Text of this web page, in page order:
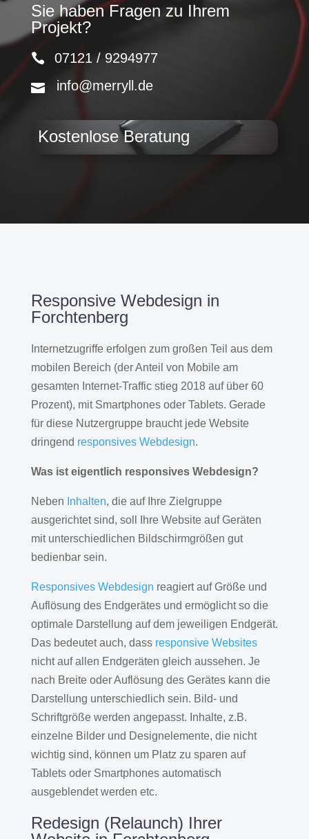
Sie haben Fragen zu Ihrem
Projekt?
07121 / 9294977
info@merryll.de
Kostenlose Beratung
Responsive Webdesign in
Forchtenberg
Internetzugriffe erfolgen zum großen Teil aus dem
mobilen Bereich (der Anteil von Mobile am
gesamten Internet-Traffic stieg 2018 auf über 60
Prozent), mit Smartphones oder Tablets. Gerade
für diese Nutzergruppe braucht jede Website
dringend responsives Webdesign.
Was ist eigentlich responsives Webdesign?
Neben Inhalten, die auf Ihre Zielgruppe
ausgerichtet sind, soll Ihre Website auf Geräten
mit unterschiedlichen Bildschirmgrößen gut
bedienbar sein.
Responsives Webdesign reagiert auf Größe und
Auflösung des Endgerätes und ermöglicht so die
optimale Darstellung auf dem jeweiligen Endgerät.
Das bedeutet auch, dass responsive Websites
nicht auf allen Endgeräten gleich aussehen. Je
nach Breite oder Auflösung des Gerätes kann die
Darstellung unterschiedlich sein. Bild- und
Schriftgröße werden angepasst. Inhalte, z.B.
einzelne Bilder und Designelemente, die nicht
wichtig sind, können um Platz zu sparen auf
Tablets oder Smartphones automatisch
ausgeblendet werden etc.
Redesign (Relaunch) Ihrer